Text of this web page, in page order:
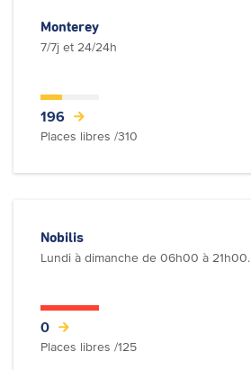
Monterey
7/7j et 24/24h
196
Places libres /310
Nobilis
Lundi à dimanche de 06h00 à 21h00.
0
Places libres /125